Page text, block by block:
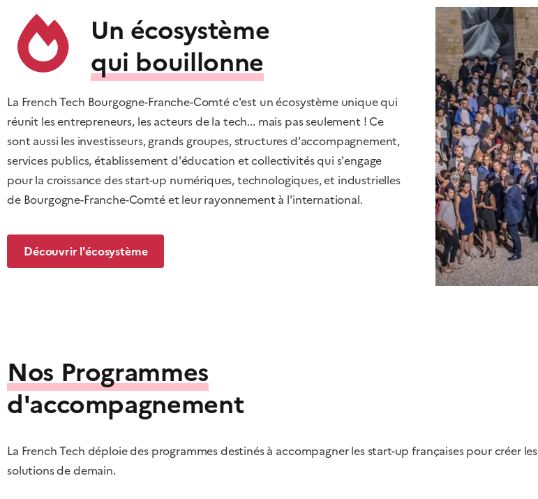
Un écosystème
qui bouillonne
La French Tech Bourgogne-Franche-Comté c'est un écosystème unique qui
réunit les entrepreneurs, les acteurs de la tech... mais pas seulement ! Ce
sont aussi les investisseurs, grands groupes, structures d'accompagnement,
services publics, établissement d'éducation et collectivités qui s'engage
pour la croissance des start-up numériques, technologiques, et industrielles
de Bourgogne-Franche-Comté et leur rayonnement à l'international.
Découvrir l'écosystème
Nos Programmes
d'accompagnement
La French Tech déploie des programmes destinés à accompagner les start-up françaises pour créer les
solutions de demain.